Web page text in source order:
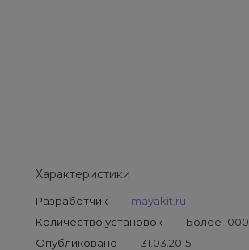
Характеристики
Разработчик — mayakit.ru
Количество установок — Более 1000
Опубликовано — 31.03.2015